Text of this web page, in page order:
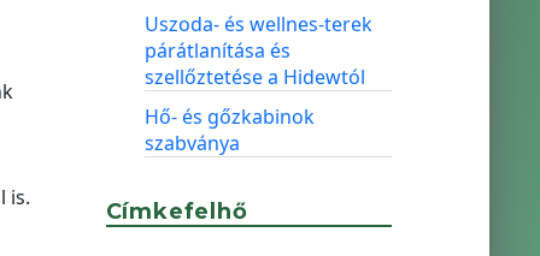
is.
Uszoda- és wellnes-terek
párátlanítása és
szellőztetése a Hidewtól
Hő- és gőzkabinok
szabványa
Címkefelhő